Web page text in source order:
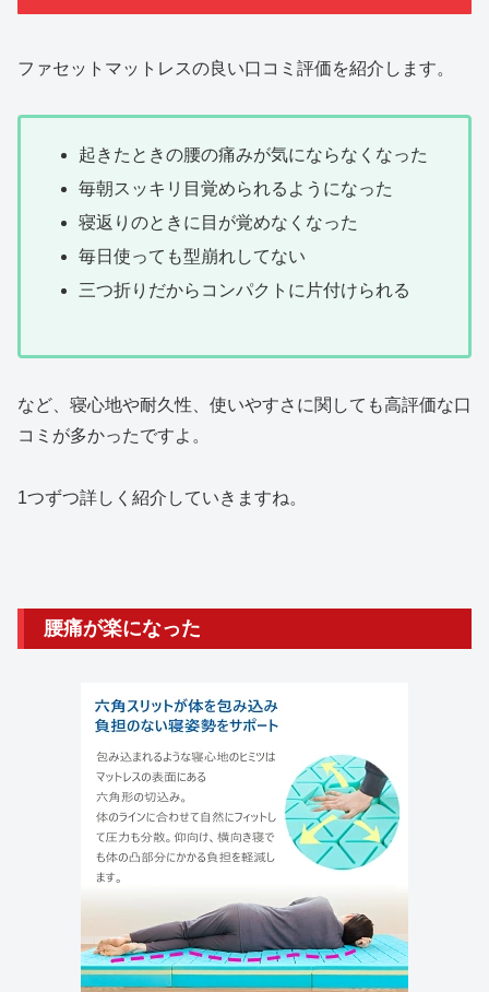
ファセットマットレスの良い口コミ評価を紹介します。
起きたときの腰の痛みが気にならなくなった
毎朝スッキリ目覚められるようになった
寝返りのときに目が覚めなくなった
毎日使っても型崩れしてない
三つ折りだからコンパクトに片付けられる
など、寝心地や耐久性、使いやすさに関しても高評価な口
コミが多かったですよ。
1つずつ詳しく紹介していきますね。
腰痛が楽になった